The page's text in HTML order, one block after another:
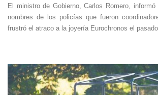
El ministro de Gobierno, Carlos Romero,
nombres de los policías que fueron
frustró el atraco a la joyería Eurochronos el pasado